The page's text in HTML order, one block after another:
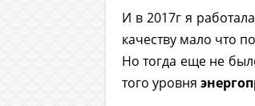
И в 2017г я
качеству мало что
Но тогда еще не
того уровня